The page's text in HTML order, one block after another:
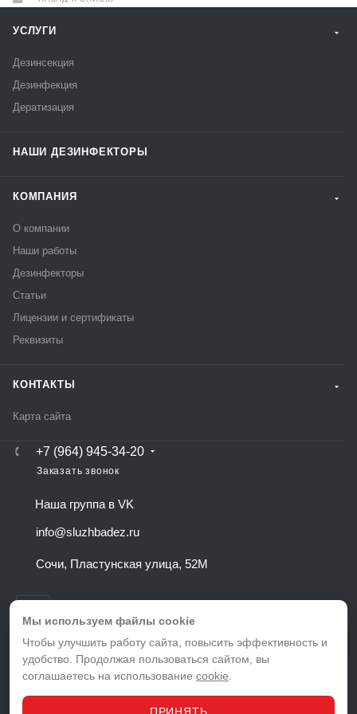
УСЛУГИ
Дезинсекция
Дезинфекция
Дератизация
НАШИ ДЕЗИНФЕКТОРЫ
КОМПАНИЯ
О компании
Наши работы
Дезинфекторы
Статьи
Лицензии и сертификаты
Реквизиты
КОНТАКТЫ
Карта сайта
+7 (964) 945-34-20
Заказать звонок
Наша группа в VK
info@sluzhbadez.ru
Сочи, Пластунская улица, 52М
ВЕРСИЯ ДЛЯ ПЕЧАТИ
ПОЛЬЗОВАТЕЛЬСКОЕ СОГЛАШЕНИЕ
Мы используем файлы cookie
Чтобы улучшить работу сайта, повысить эффективность и
удобство. Продолжая пользоваться сайтом, вы
соглашаетесь на использование cookie